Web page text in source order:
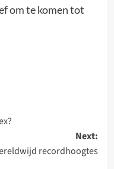
om te komen tot
Next:
recordhoogtes